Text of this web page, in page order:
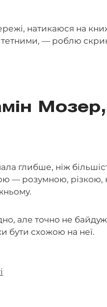
натикаюся на
— роблю
Мозер,
глибше, ніж
— розумною,
але точно не
бути схожою на неї.